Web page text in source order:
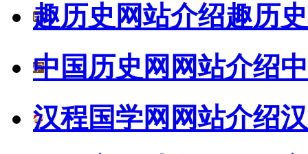
趣历史网站介绍趣历史
中国历史网网站介绍
汉程国学网网站介绍